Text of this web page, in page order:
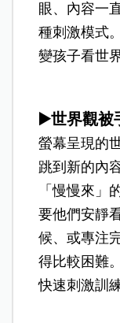
眼、內容一
種刺激模式
變孩子看世
▶️世界觀被
螢幕呈現的
跳到新的內
「慢慢來」
要他們安靜
候、或專注
得比較困難
快速刺激訓